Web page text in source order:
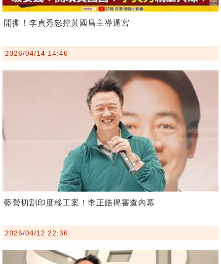
開撕！李貞秀怒控黃國昌主導逼宮
2026/04/14 14:46
藍營切割印度移工案！李正皓揭審查內幕
2026/04/12 22:36